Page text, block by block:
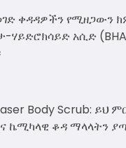
ቀዳዳዎችን የሚዘጋውን
ሃይድሮክሳይድ አሲድ
Body Scrub: ይህ
ኬሚካላዊ ቆዳ ማላላትን